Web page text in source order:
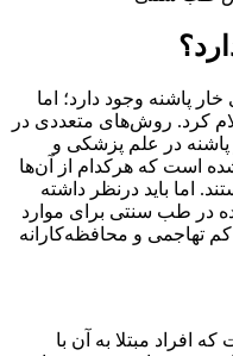
پاشنه وجود دارد؛ اما
کرد. روش‌های متعددی در
پاشنه در علم پزشکی و
است که هرکدام از آن‌ها
اما باید درنظر داشته
در طب سنتی برای موارد
تهاجمی و محافظه‌کارانه
افراد مبتلا به آن با